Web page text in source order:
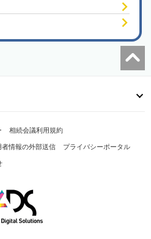
相続会議利用規約
者情報の外部送信 プライバシーポータル